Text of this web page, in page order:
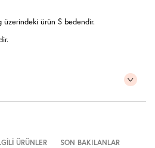
ürün S bedendir.
ÜRÜNLER SON BAKILANLAR